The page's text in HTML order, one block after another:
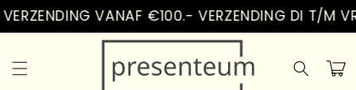
contenuti
VANAF €100.- VERZENDING DI T/M VR